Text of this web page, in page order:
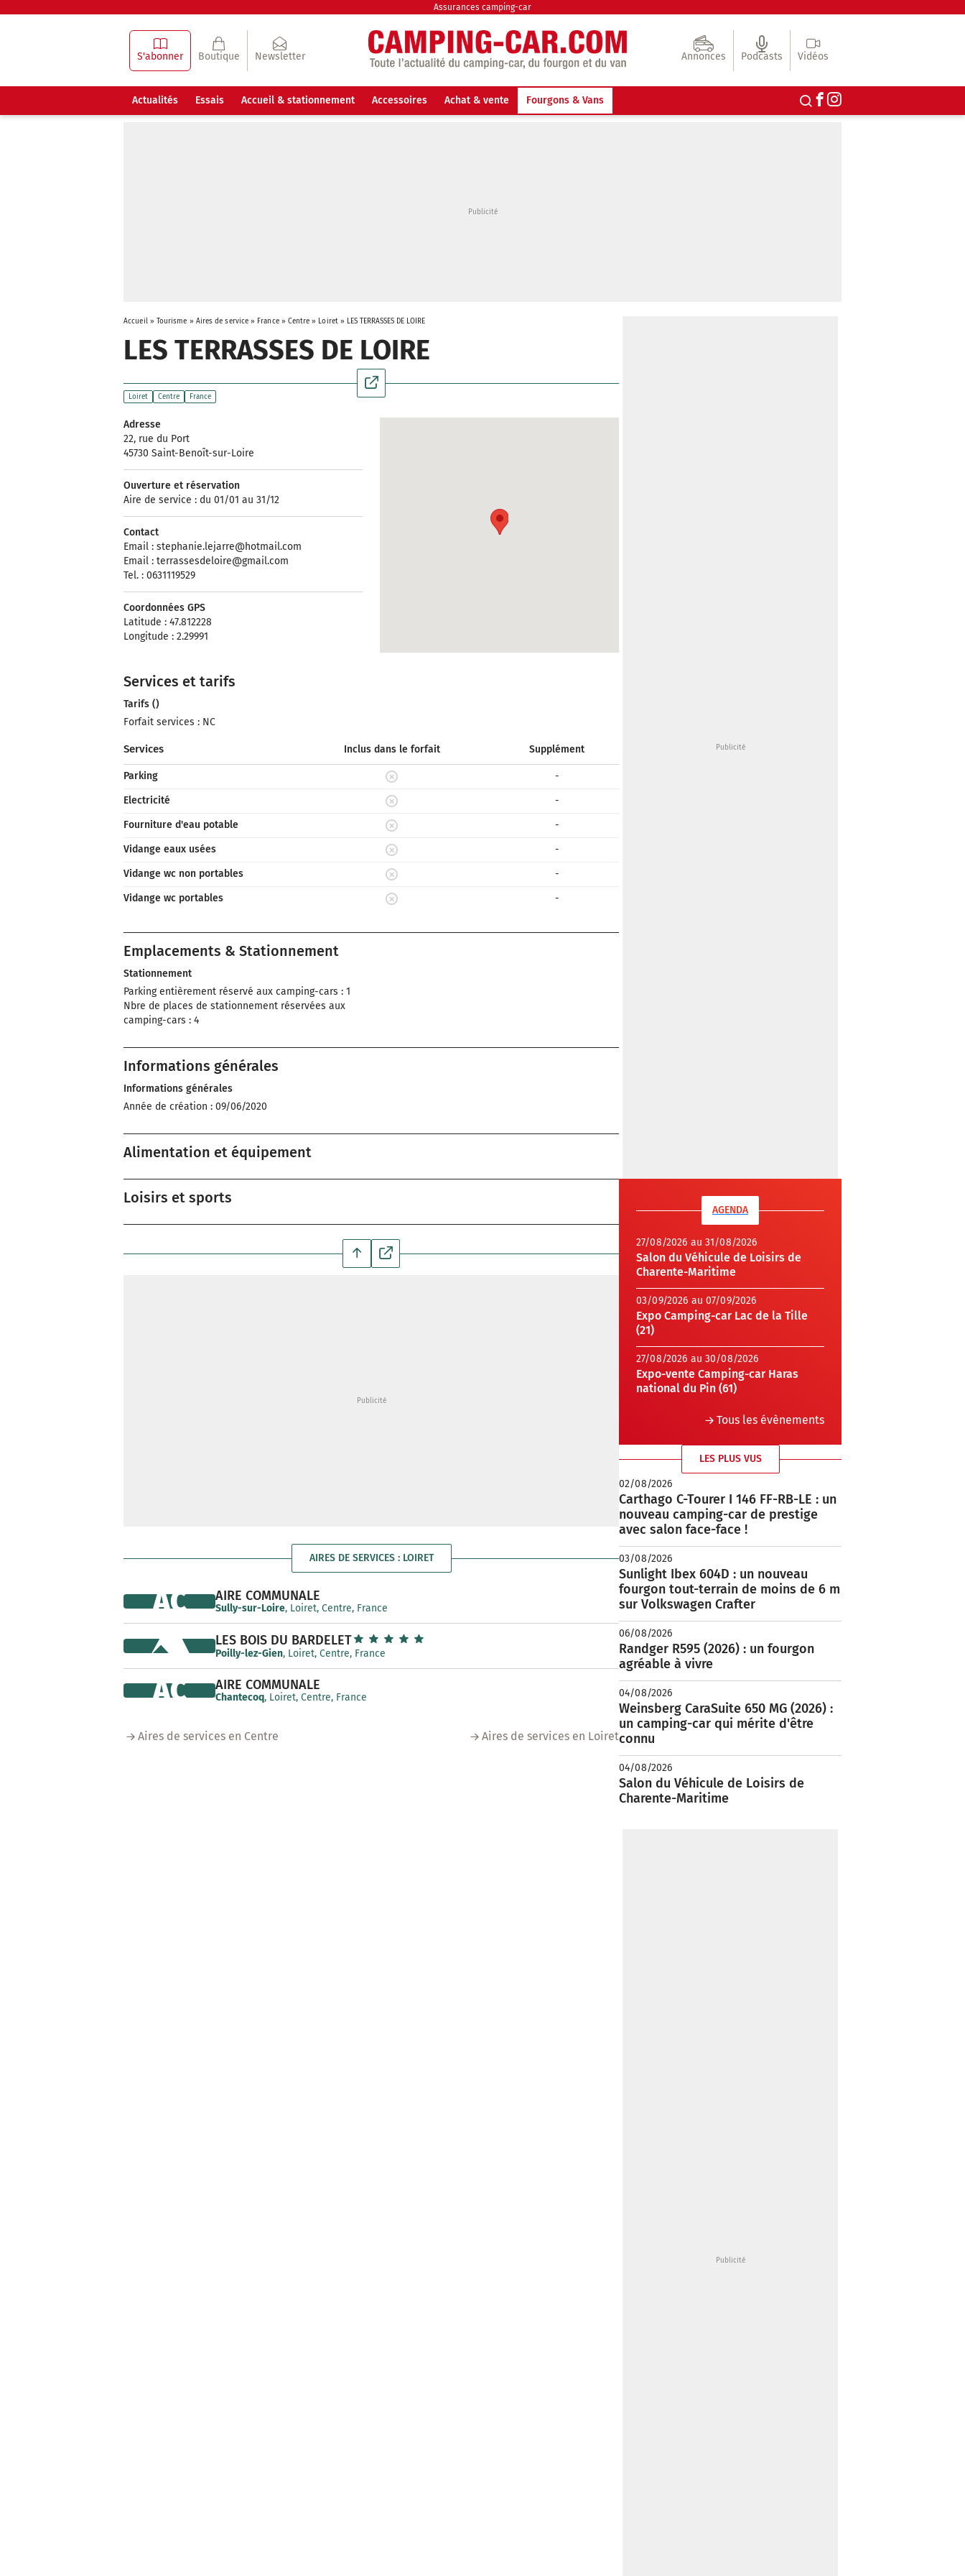
Assurances camping-car
S'abonner Boutique Newsletter Annonces Podcasts Vidéos
Actualités Essais Accueil & stationnement Accessoires Achat & vente Fourgons & Vans
Accueil» Tourisme » Aires de service » France» Centre » Loiret» LES TERRASSES DE LOIRE
LES TERRASSES DE LOIRE
Loiret Centre France
Adresse
22, rue du Port
45730 Saint-Benoît-sur-Loire
Ouverture et réservation
Aire de service : du 01/01 au 31/12
Contact
Email : stephanie.lejarre@hotmail.com
Email : terrassesdeloire@gmail.com
Tel. : 0631119529
Coordonnées GPS
Latitude : 47.812228
Longitude : 2.29991
Services et tarifs
Tarifs ()
Forfait services : NC
Services Inclus dans le forfait Supplément
Parking
-
Electricité
-
Fourniture d'eau potable
-
Vidange eaux usées
-
Vidange wc non portables
-
Vidange wc portables
-
Emplacements & Stationnement
Stationnement
Parking entièrement réservé aux camping-cars : 1
Nbre de places de stationnement réservées aux
camping-cars : 4
Informations générales
Informations générales
Année de création : 09/06/2020
Alimentation et équipement
Loisirs et sports
AIRES DE SERVICES : LOIRET
AIRE COMMUNALE
Sully-sur-Loire, Loiret, Centre, France
AC
LES BOIS DU BARDELET
Poilly-lez-Gien, Loiret, Centre, France
AIRE COMMUNALE
Chantecoq, Loiret, Centre, France
AC
Aires de services en Centre Aires de services en Loiret
AGENDA
27/08/2026 au 31/08/2026
Salon du Véhicule de Loisirs de
Charente-Maritime
03/09/2026 au 07/09/2026
Expo Camping-car Lac de la Tille
(21)
27/08/2026 au 30/08/2026
Expo-vente Camping-car Haras
national du Pin (61)
Tous les évènements
LES PLUS VUS
02/08/2026
Carthago C-Tourer I 146 FF-RB-LE : un
nouveau camping-car de prestige
avec salon face-face !
03/08/2026
Sunlight Ibex 604D : un nouveau
fourgon tout-terrain de moins de 6 m
sur Volkswagen Crafter
06/08/2026
Randger R595 (2026) : un fourgon
agréable à vivre
04/08/2026
Weinsberg CaraSuite 650 MG (2026) :
un camping-car qui mérite d'être
connu
04/08/2026
Salon du Véhicule de Loisirs de
Charente-Maritime